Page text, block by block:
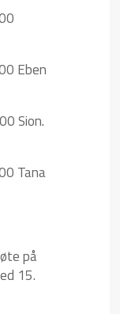
Eben
Sion.
Tana
på
15.